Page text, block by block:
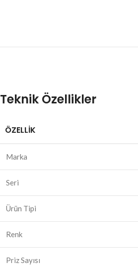
Teknik Özellikler
ÖZELLIK
Marka
Seri
Ürün Tipi
Renk
Priz Sayısı